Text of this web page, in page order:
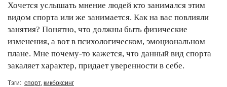
Хочется услышать мнение людей кто занимался этим
видом спорта или же занимается. Как на вас повлияли
занятия? Понятно, что должны быть физические
изменения, а вот в психологическом, эмоциональном
плане. Мне почему-то кажется, что данный вид спорта
закаляет характер, придает уверенности в себе.
Тэги: спорт, кикбоксинг